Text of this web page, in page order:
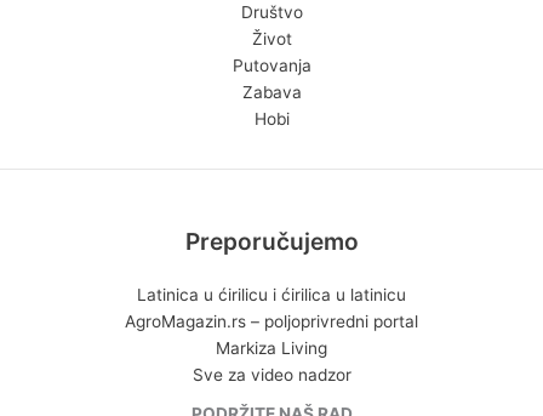
Društvo
Život
Putovanja
Zabava
Hobi
Preporučujemo
Latinica u ćirilicu i ćirilica u latinicu
AgroMagazin.rs – poljoprivredni portal
Markiza Living
Sve za video nadzor